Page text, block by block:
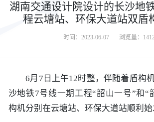
湖南交通设计院设计的长沙地
程云塘站、环保大道站双盾
时间：2023-06-07 浏览量：
6月7日上午12时整，伴随着盾构机
沙地铁7号线一期工程“韶山一号”和“
构机分别在云塘站、环保大道站顺利始